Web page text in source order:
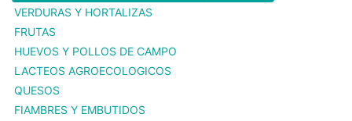
VERDURAS Y HORTALIZAS
FRUTAS
HUEVOS Y POLLOS DE CAMPO
LACTEOS AGROECOLOGICOS
QUESOS
FIAMBRES Y EMBUTIDOS